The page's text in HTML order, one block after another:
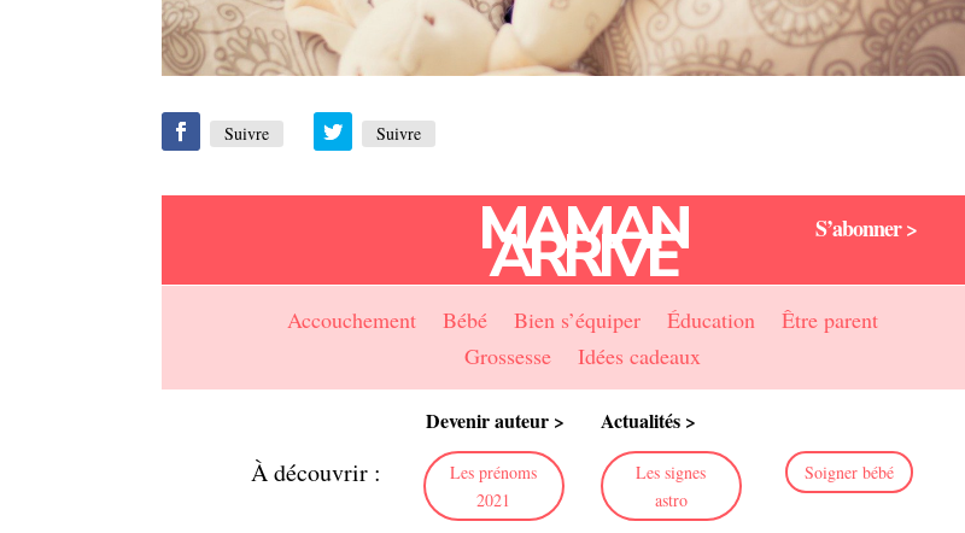
Suivre Suivre
MAMAN
ARRIVE S’abonner >
Accouchement Bébé Bien s’équiper Éducation
Être parent
Grossesse
Idées cadeaux
Devenir auteur > Actualités >
À découvrir :
Les prénoms
2021
Les signes
astro
Soigner bébé